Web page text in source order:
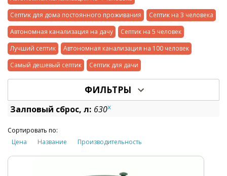
Септик для дома постоянного проживания
Септик на 3 человека
Автономная канализация на дачу
Септик на 5 человек
Лучший септик
Автономная канализация на 100 человек
Самый дешевый септик
Септик для дачи
ФИЛЬТРЫ
Залповый сброс, л: 630x
Сортировать по:
Цена
Название Производительность